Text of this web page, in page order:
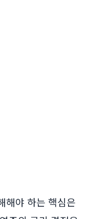
해야 하는 핵심은